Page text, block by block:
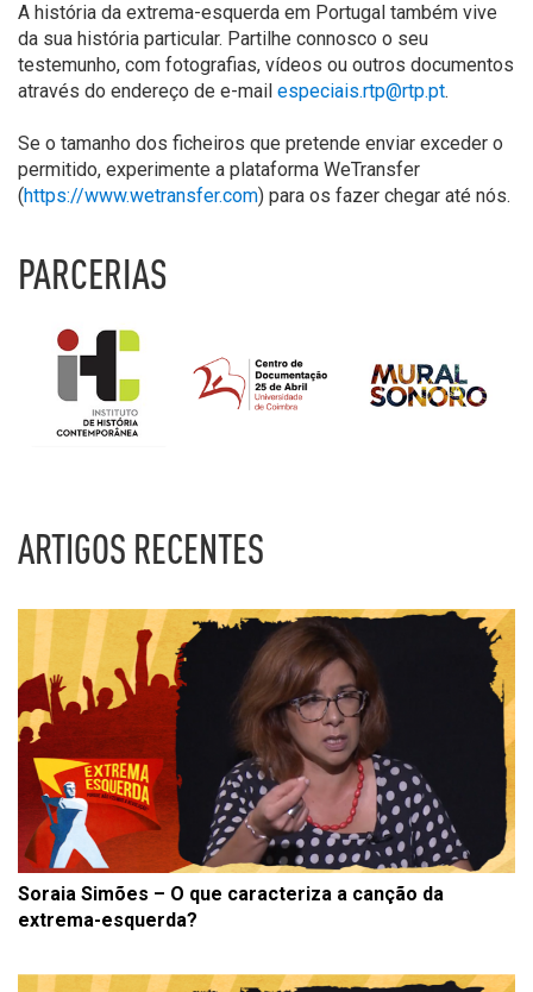
A história da extrema-esquerda em Portugal também vive
da sua história particular. Partilhe connosco o seu
testemunho, com fotografias, vídeos ou outros documentos
através do endereço de e-mail especiais.rtp@rtp.pt.
Se o tamanho dos ficheiros que pretende enviar exceder o
permitido, experimente a plataforma WeTransfer
(https://www.wetransfer.com) para os fazer chegar até nós.
PARCERIAS
ARTIGOS RECENTES
Soraia Simões – O que caracteriza a canção da
extrema-esquerda?